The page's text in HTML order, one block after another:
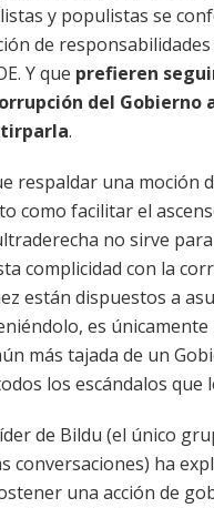
y populistas se
de responsabilidades
Y que prefieren
del Gobierno
.
respaldar una moción
como facilitar el
no sirve
complicidad con la
están dispuestos a
es
más tajada de un
los escándalos que
de Bildu (el único
conversaciones) ha
una acción de